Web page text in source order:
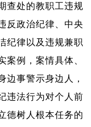
查处的教职工违规
反政治纪律、中央
纪律以及违规兼职
案例，案情具体、
边事警示身边人，
违法行为对个人前
德树人根本任务的